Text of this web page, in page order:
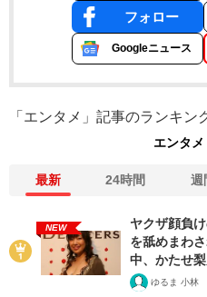
フォロー
Googleニュース
「エンタメ」記事のランキン
エンタメ
最新 24時間 週
NEW
ヤクザ顔負
を舐めまわ
中、かたせ
ゆるま 小林